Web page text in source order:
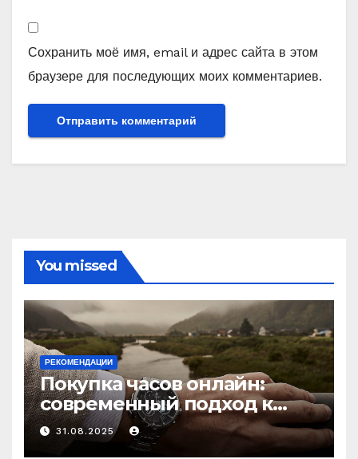
Сохранить моё имя, email и адрес сайта в этом
браузере для последующих моих комментариев.
You missed
РЕКОМЕНДАЦИИ
Покупка часов онлайн:
современный подход к
выбору аксессуаров
31.08.2025